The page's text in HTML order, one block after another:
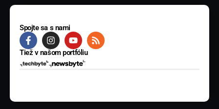
Spojte sa s nami
Tiež v našom portfóliu